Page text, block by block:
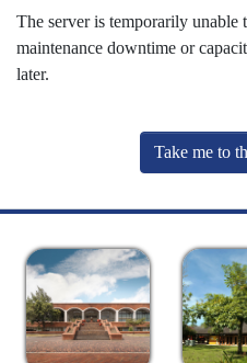
The server is temporarily unable
maintenance downtime or
later.
Take me to